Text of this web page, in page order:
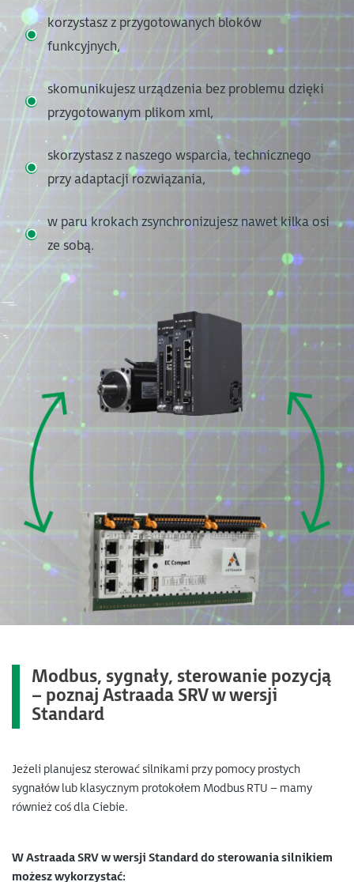
korzystasz z przygotowanych bloków
funkcyjnych,
skomunikujesz urządzenia bez problemu dzięki
przygotowanym plikom xml,
skorzystasz z naszego wsparcia, technicznego
przy adaptacji rozwiązania,
w paru krokach zsynchronizujesz nawet kilka osi
ze sobą.
Modbus, sygnały, sterowanie pozycją
– poznaj Astraada SRV w wersji
Standard
Jeżeli planujesz sterować silnikami przy pomocy prostych
sygnałów lub klasycznym protokołem Modbus RTU – mamy
również coś dla Ciebie.
W Astraada SRV w wersji Standard do sterowania silnikiem
możesz wykorzystać: